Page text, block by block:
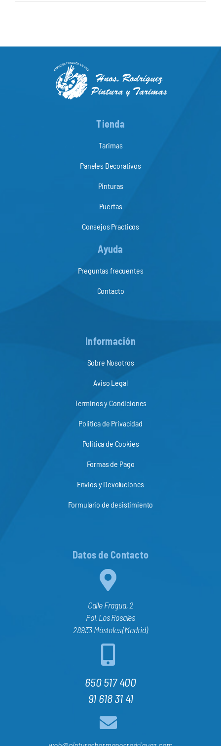
Tienda
Tarimas
Paneles Decorativos
Pinturas
Puertas
Consejos Practicos
Ayuda
Preguntas frecuentes
Contacto
Información
Sobre Nosotros
Aviso Legal
Terminos y Condiciones
Politica de Privacidad
Politica de Cookies
Formas de Pago
Envios y Devoluciones
Formulario de desistimiento
Datos de Contacto
Calle Fragua, 2
Pol. Los Rosales
28933 Móstoles (Madrid)
650 517 400
91 618 31 41